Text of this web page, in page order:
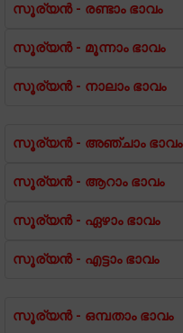
സൂര്യൻ - രണ്ടാം ഭാവം
സൂര്യൻ - മൂന്നാം ഭാവം
സൂര്യൻ - നാലാം ഭാവം
സൂര്യൻ - അഞ്ചാം ഭാവം
സൂര്യൻ - ആറാം ഭാവം
സൂര്യൻ - ഏഴാം ഭാവം
സൂര്യൻ - എട്ടാം ഭാവം
സൂര്യൻ - ഒമ്പതാം ഭാവം